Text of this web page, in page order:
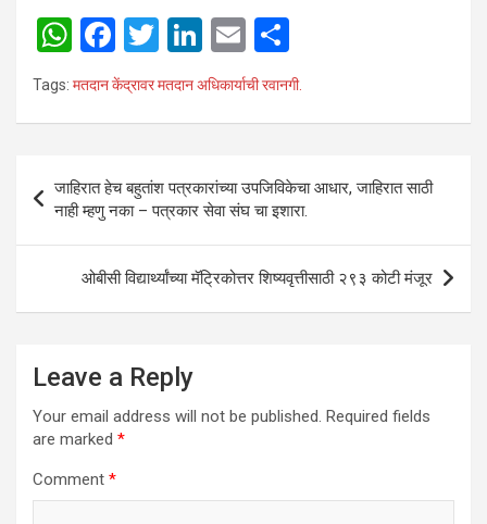
W
h
at
A
p
p
F
a
ce
o
o
k
T
wi
tt
Li
n
n
E
m h
Tags: मतदान केंद्रावर मतदान अधिकार्याची रवानगी.
Post
navigation
जाहिरात हेच बहुतांश पत्रकारांच्या उपजिविकेचा आधार, जाहिरात साठी
नाही म्हणु नका – पत्रकार सेवा संघ चा इशारा.
ओबीसी विद्यार्थ्यांच्या मॅट्रिकोत्तर शिष्यवृत्तीसाठी २९३ कोटी मंजूर
Leave a Reply
Your email address will not be published. Required fields
are marked *
Comment *